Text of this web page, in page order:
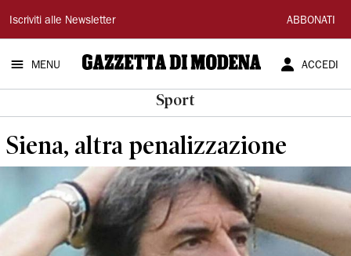
Gazzetta
di
Modena
Iscriviti alle Newsletter ABBONATI
MENU ACCEDI
Sport
Siena, altra penalizzazione